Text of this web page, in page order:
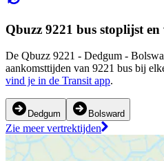
Qbuzz 9221 bus stoplijst
De Qbuzz 9221 - Dedgum -
aankomsttijden van 9221 bus bij
vind je in de Transit app.
Dedgum Bolsward
Zie meer vertrektijden